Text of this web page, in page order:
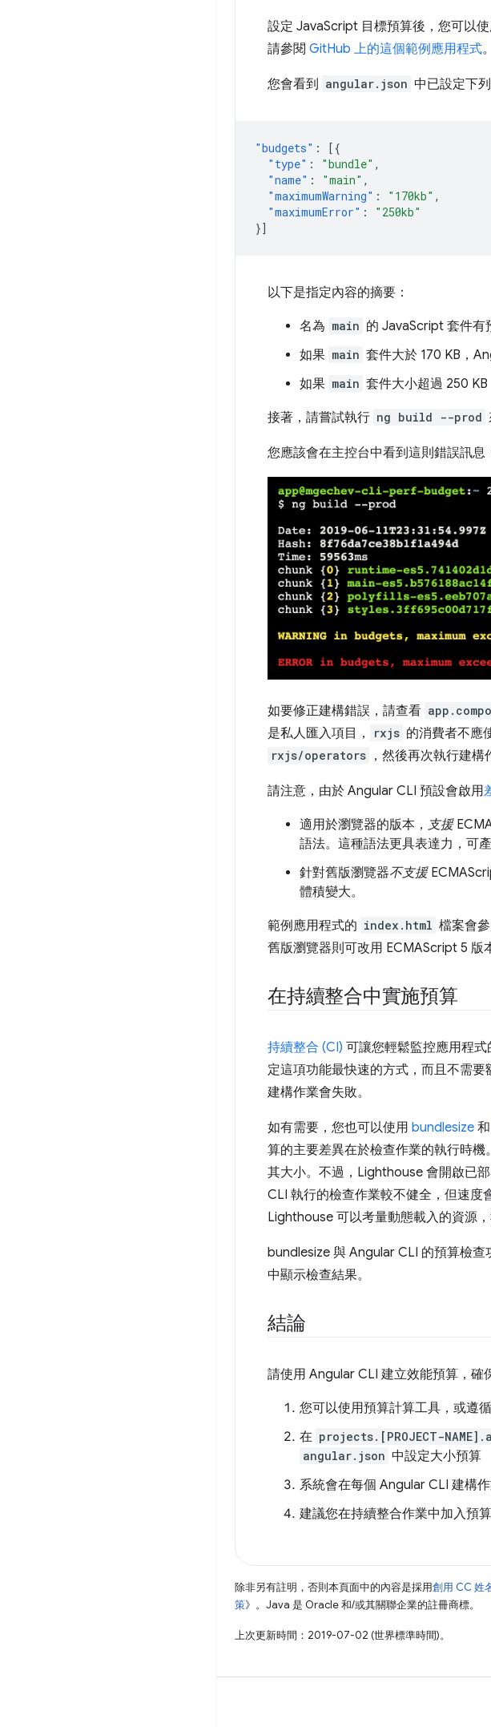
設定 JavaScript 目標預算後，您可以
請參閱 GitHub 上的這個範例應用程式。
您會看到 angular.json 中已設定下列
"budgets" :
[{
"type" : "bundle" ,
"name" : "main" ,
"maximumWarning" : "170kb" ,
"maximumError" :
"250kb"
}]
以下是指定內容的摘要：
名為 main 的 JavaScript 套件有
如果 main 套件大於 170 KB，
如果 main 套件大小超過 250 KB
接著，請嘗試執行 ng build --prod
您應該會在主控台中看到這則錯誤訊息
如要修正建構錯誤，請查看
是私人匯入項目，
rxjs 的消費者不應
rxjs/operators ，然後再次執行建
請注意，由於 Angular CLI 預設會啟用
適用於瀏覽器的版本， 支援
語法。這種語法更具表達力，可產
針對舊版瀏覽器不支援
體積變大。
範例應用程式的 index.html 檔案會
舊版瀏覽器則可改用 ECMAScript 5 版
在持續整合中實施預算
持續整合 (CI) 可讓您輕鬆監控應用程
定這項功能最快速的方式，而且不需
建構作業會失敗。
如有需要，您也可以使用 bundlesize 和
算的主要差異在於檢查作業的執行時
其大小。不過，Lighthouse 會開啟已
CLI 執行的檢查作業較不健全，但速
Lighthouse 可以考量動態載入的資源
bundlesize 與 Angular CLI 的預算檢
中顯示檢查結果。
結論
請使用 Angular CLI 建立效能預算，確
您可以使用預算計算工具，或遵
在 projects.[PROJECT-
angular.json 中設定大小預算
系統會在每個 Angular CLI 建構作
建議您在持續整合作業中加入預
除非另有註明，否則本頁面中的內容是採用創用 CC 姓
策》。Java 是 Oracle 和/或其關聯企業的註冊商標。
上次更新時間：2019-07-02 (世界標準時間)。